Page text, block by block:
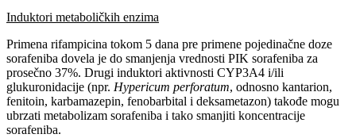
Induktori metaboličkih enzima
Primena rifampicina tokom 5 dana pre primene pojedinačne doze
sorafeniba dovela je do smanjenja vrednosti PIK sorafeniba za
prosečno 37%. Drugi induktori aktivnosti CYP3A4 i/ili
glukuronidacije (npr. Hypericum perforatum, odnosno kantarion,
fenitoin, karbamazepin, fenobarbital i deksametazon) takođe mogu
ubrzati metabolizam sorafeniba i tako smanjiti koncentracije
sorafeniba.